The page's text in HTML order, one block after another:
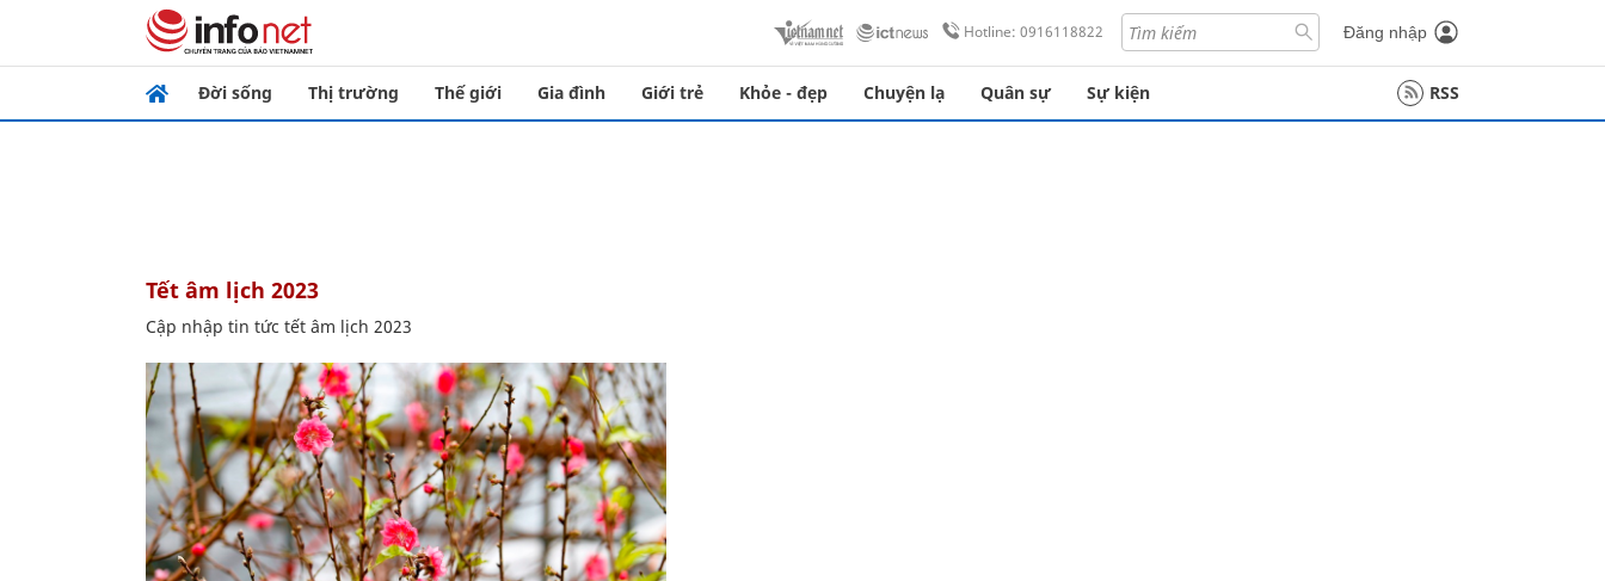
Hotline: 0916118822 Đăng nhập
Đời sống Thị trường Thế giới Gia đình Giới trẻ Khỏe - đẹp Chuyện lạ Quân sự Sự kiện RSS
tết âm lịch 2023
Cập nhập tin tức tết âm lịch 2023